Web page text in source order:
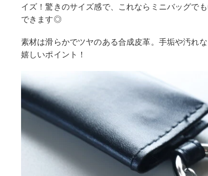
イズ！驚きのサイズ感で、これならミニバッグで
できます◎
素材は滑らかでツヤのある合成皮革。手垢や汚れ
嬉しいポイント！